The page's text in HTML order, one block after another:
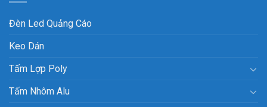
Đèn Led Quảng Cáo
Keo Dán
Tấm Lợp Poly
Tấm Nhôm Alu